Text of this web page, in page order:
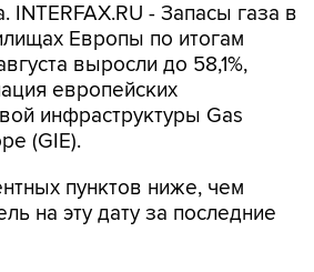
INTERFAX.RU - Запасы газа в
Европы по итогам
выросли до 58,1%,
европейских
инфраструктуры Gas
(GIE).
пунктов ниже, чем
на эту дату за последние